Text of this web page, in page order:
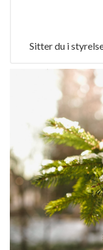
Sitter du i